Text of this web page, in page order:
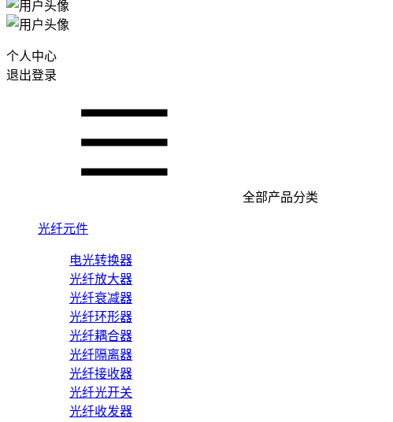
个人中心
退出登录
全部产品分类
光纤元件
电光转换器
光纤放大器
光纤衰减器
光纤环形器
光纤耦合器
光纤隔离器
光纤接收器
光纤光开关
光纤收发器